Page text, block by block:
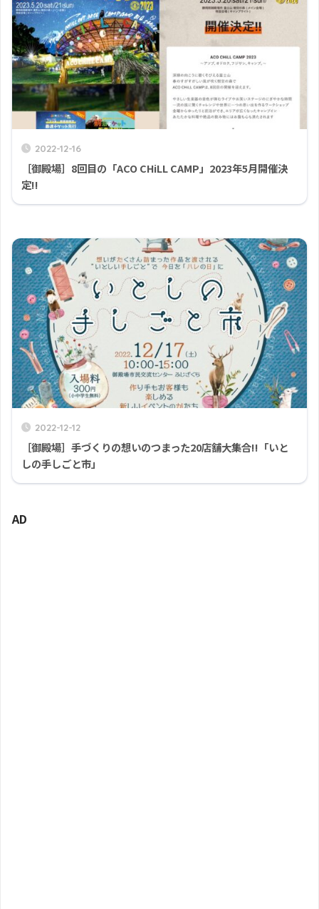
2022-12-16
［御殿場］8回目の「ACO CHiLL CAMP」2023年5月開催決
定!!
2022-12-12
［御殿場］手づくりの想いのつまった20店舗大集合!!「いと
しの手しごと市」
AD